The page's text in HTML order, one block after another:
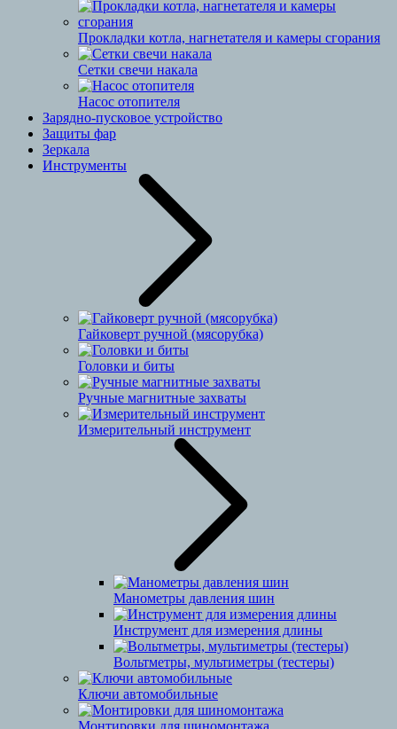
Прокладки котла, нагнетателя и камеры сгорания
Сетки свечи накала
Насос отопителя
Зарядно-пусковое устройство
Защиты фар
Зеркала
Инструменты
Гайковерт ручной (мясорубка)
Головки и биты
Ручные магнитные захваты
Измерительный инструмент
Манометры давления шин
Инструмент для измерения длины
Вольтметры, мультиметры (тестеры)
Ключи автомобильные
Монтировки для шиномонтажа